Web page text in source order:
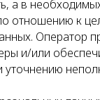
а в
отношению к
Оператор
и/или
уточнению